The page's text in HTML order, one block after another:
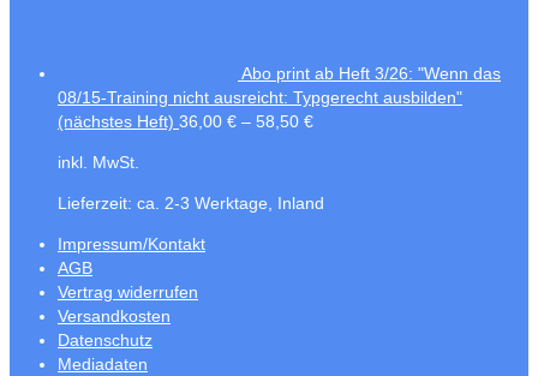
Abo print ab Heft 3/26: "Wenn das
08/15-Training nicht ausreicht: Typgerecht ausbilden"
(nächstes Heft) 36,00 € – 58,50 €
inkl. MwSt.
Lieferzeit: ca. 2-3 Werktage, Inland
Impressum/Kontakt
AGB
Vertrag widerrufen
Versandkosten
Datenschutz
Mediadaten